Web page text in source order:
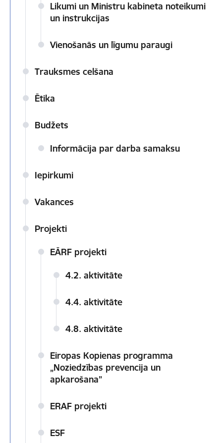
Likumi un Ministru kabineta noteikumi
un instrukcijas
Vienošanās un līgumu paraugi
Trauksmes celšana
Ētika
Budžets
Informācija par darba samaksu
Iepirkumi
Vakances
Projekti
EĀRF projekti
4.2. aktivitāte
4.4. aktivitāte
4.8. aktivitāte
Eiropas Kopienas programma
„Noziedzības prevencija un
apkarošana”
ERAF projekti
ESF